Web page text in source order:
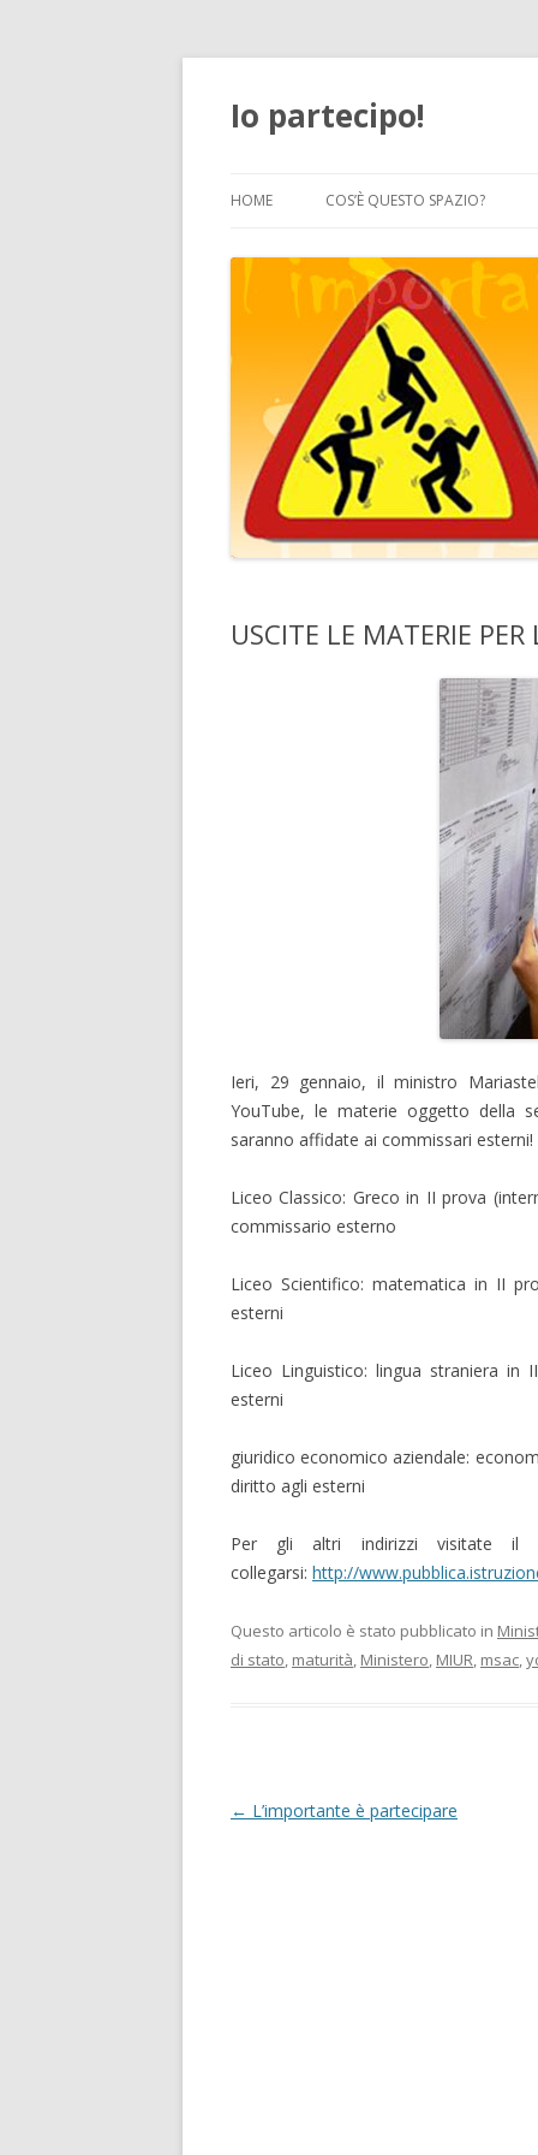
Io partecipo!
HOME COS’È QUESTO SPAZIO?
USCITE LE MATERIE
Ieri, 29 gennaio, il ministro
YouTube, le materie oggetto della
saranno affidate ai commissari esterni!
Liceo Classico: Greco in II prova
commissario esterno
Liceo Scientifico: matematica in II
esterni
Liceo Linguistico: lingua straniera
esterni
giuridico economico aziendale:
diritto agli esterni
Per gli altri indirizzi visitate
collegarsi: http://
Questo articolo è stato pubblicato in
di stato, maturità, Ministero, MIUR, msac,
N
← L’importante è partecipare